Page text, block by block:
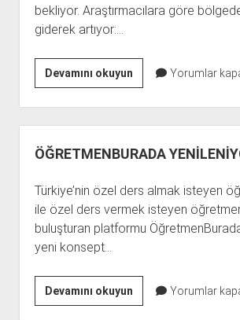
bekliyor. Araştırmacılara göre
giderek artıyor:…
Devamını okuyunALMAN
KORKUTAN
AÇIKLAMA
Yorumlar
ÖĞRETMENBURADA
Türkiye’nin özel ders almak isteyen
ile özel ders vermek isteyen
buluşturan platformu
yeni konsept…
Devamını okuyunÖĞRETMENBURADA
YENİLENİYOR
Yorumlar